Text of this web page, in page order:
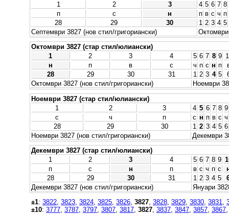
1
2 3 4 5 6 7 8
п
с н п в с ч п
28
29 30 1 2 3 4 5
Септември 3827 (нов стил/григориански)
Октомври
Октомври 3827 (стар стил/юлиански)
1
2 3 4 5 6 7 8 9
н
п в с ч п с н п
28
29 30 31 1 2 3 4 5
Октомври 3827 (нов стил/григориански)
Ноември
Ноември 3827 (стар стил/юлиански)
1
2 3 4 5 6 7 8 9
с
ч п с н п в с ч
28
29 30 1 2 3 4 5 6
Ноември 3827 (нов стил/григориански)
Декември
Декември 3827 (стар стил/юлиански)
1
2 3 4 5 6 7 8 9
п
с н п в с ч п с
28
29 30 31 1 2 3 4 5
Декември 3827 (нов стил/григориански)
Януари
±1: 3822 3823 3824 3825 3826 3827 3828 3829 3830 3831
±10: 3777 3787 3797 3807 3817 3827 3837 3847 3857 3867